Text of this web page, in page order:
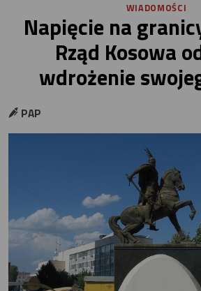
WIADOMOŚCI
Napięcie na
Rząd Kosowa
wdrożenie
PAP